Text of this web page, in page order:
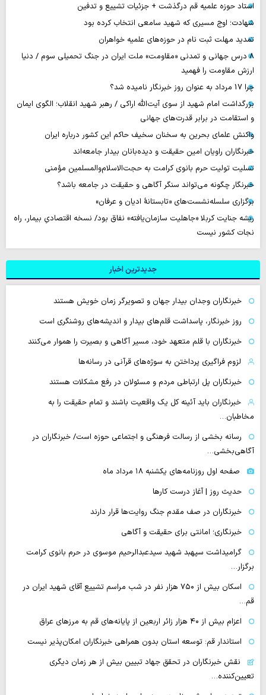
استاد حوزه علمیه قم درگذشت + جزئیات تشییع و تدفین
شهادت؛ اوج مسیری که شهید سامعی انتخاب کرده بود
تمدید مهلت ثبت نام در حوزه‌های علمیه خواهران
۸ درس جهانی و تمدنی «مقاومت» ملت ایران در جنگ تحمیلی سوم / دنیا
ارزش مقاومت را فهمید
چرا 17 مرداد به عنوان روز خبرنگار نامیده شد؟
بزرگداشت امام شهید از سوی آیت‌الله اراکی / رهبر شهید انقلاب؛ الگوی ایمان
و استقامت در برابر قدرت‌های جهانی
واکنش علمای بحرین به سخنان سخیف حاکم این کشور درباره ایران
خبرنگاران راویان امین حقیقت و دیده‌بانان بیدار جامعه‌اند
تسلیت تولیت حرم بانوی کرامت به حجت‌الاسلام‌والمسلمین مؤمنی
خبرنگار چگونه می‌تواند سنگر آگاهی و حقیقت در جامعه باشد؟
برگزاری سلسله‌نشست‌های «تابستانهٔ ادیان و عرفان»
ریشه جنایت کربلا «جاهلیت سازمان‌یافته» نفاق بود/ نسخه اقتصادیِ بیمار، راه
نجات کشور نیست
جدیدترین اخبار
خبرنگاران وجدان بیدار جهان و تصویرگر زمان خویش هستند
روز خبرنگار، پاسداشت قلم‌های بیدار و اندیشه‌های روشنگری است
خبرنگاران با قلم متعهد خود، مسیر آگاهی و بصیرت را هموار می‌کنند
لزوم فراگیری پرداختن به سوژه‌های قرآنی در رسانه‌ها
خبرنگاران پل ارتباطی مردم و مسئولان در رفع مشکلات هستند
خبرنگاران باید آئینه کل یک واقعیت باشند و تمام حقیقت را به
مخاطبان…
رسانه بخشی از رسالت فرهنگی و اجتماعی حوزه است/ خبرنگاران در
آگاهی‌بخشی…
صفحه اول روزنامه‌های یکشنبه ۱۸ مرداد ماه
حدیث روز | آغاز درست کارها
خبرنگاران در صف مقدم جنگ روایت‌ها قرار دارند
خبرنگاری؛ امانتی برای حقیقت و آگاهی
گرامیداشت سپهبد شهید سیدعبدالرحیم موسوی در حرم بانوی کرامت
برگزار…
اسکان بیش از ۷۵۰ هزار نفر در شب مراسم تشییع آقای شهید ایران در
قم…
اعزام بیش از ۴۰ هزار زائر اربعین از پایانه‌های قم به مرزهای عراق
استاندار قم: توسعه استان بدون همراهی خبرنگاران امکان‌پذیر نیست
نقش خبرنگاران در تحقق جهاد تبیین بیش از هر زمان دیگری
تعیین‌کننده…